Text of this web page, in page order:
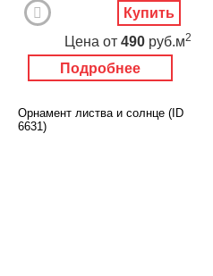
Подробнее
Цена от 490 руб.м2
Купить
Орнамент листва и солнце (ID
6631)